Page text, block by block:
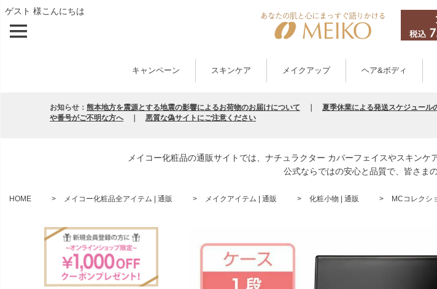
ゲスト 様こんにちは
キャンペーン スキンケア メイクアップ ヘア&ボディ
お知らせ： 熊本地方を震源とする地震の影響によるお荷物のお届けについて 夏季休業による発送スケジュール
や番号がご不明な方へ｜ 悪質な偽サイトにご注意ください
メイコー化粧品の通販サイトでは、ナチュラクター カバーフェイスやスキン
公式ならではの安心と品質で、皆さま
HOME メイコー化粧品全アイテム | 通販 メイクアイテム | 通販 化粧小物 | 通販 MCコレクシ